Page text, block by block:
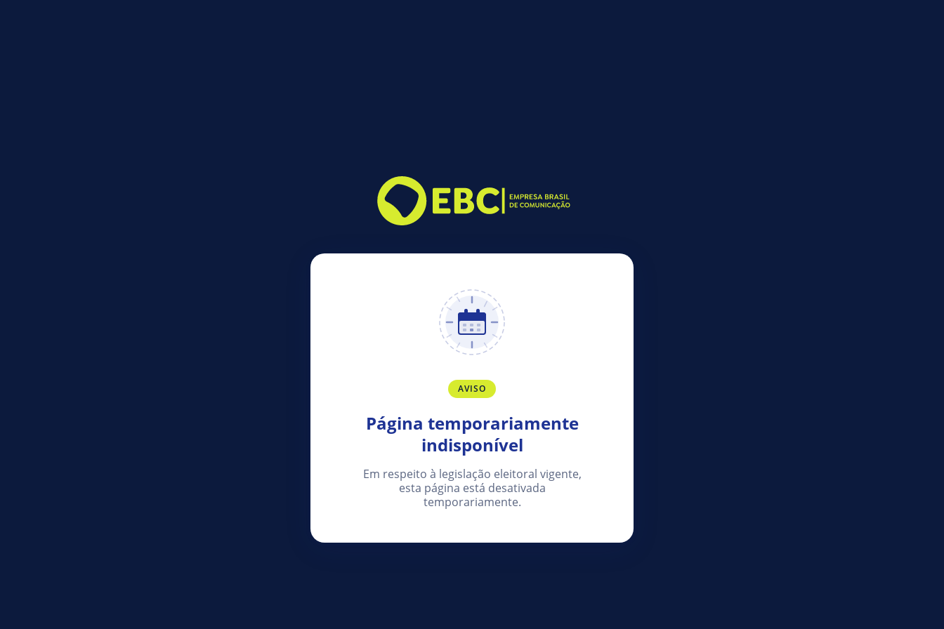
AVISO
Página temporariamente
indisponível
Em respeito à legislação eleitoral vigente,
esta página está desativada
temporariamente.